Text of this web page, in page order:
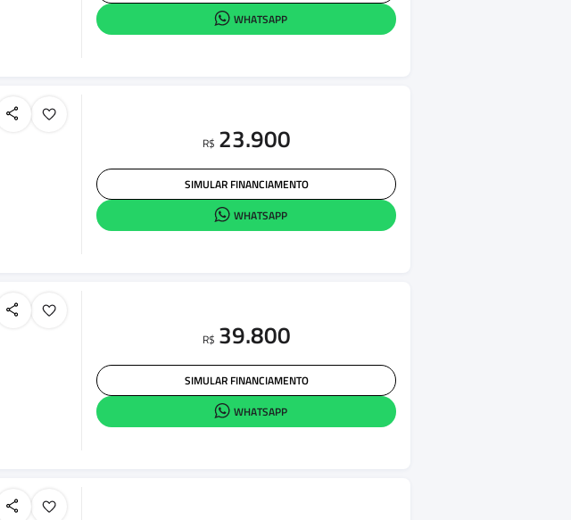
WHATSAPP
R$ 23.900
SIMULAR FINANCIAMENTO
WHATSAPP
R$ 39.800
SIMULAR FINANCIAMENTO
WHATSAPP